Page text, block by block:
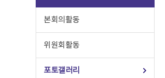
본회의활동
위원회활동
포토갤러리